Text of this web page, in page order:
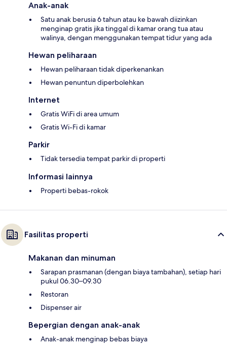
Anak-anak
Satu anak berusia 6 tahun atau ke bawah diizinkan
menginap gratis jika tinggal di kamar orang tua atau
walinya, dengan menggunakan tempat tidur yang ada
Hewan peliharaan
Hewan peliharaan tidak diperkenankan
Hewan penuntun diperbolehkan
Internet
Gratis WiFi di area umum
Gratis Wi-Fi di kamar
Parkir
Tidak tersedia tempat parkir di properti
Informasi lainnya
Properti bebas-rokok
Fasilitas properti
Makanan dan minuman
Sarapan prasmanan (dengan biaya tambahan), setiap hari
pukul 06.30–09.30
Restoran
Dispenser air
Bepergian dengan anak-anak
Anak-anak menginap bebas biaya